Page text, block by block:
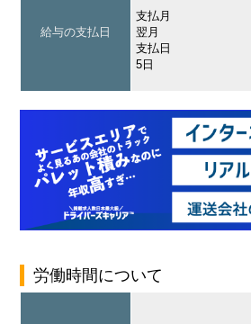
給与の支払日
支払月
翌月
支払日
5日
労働時間について